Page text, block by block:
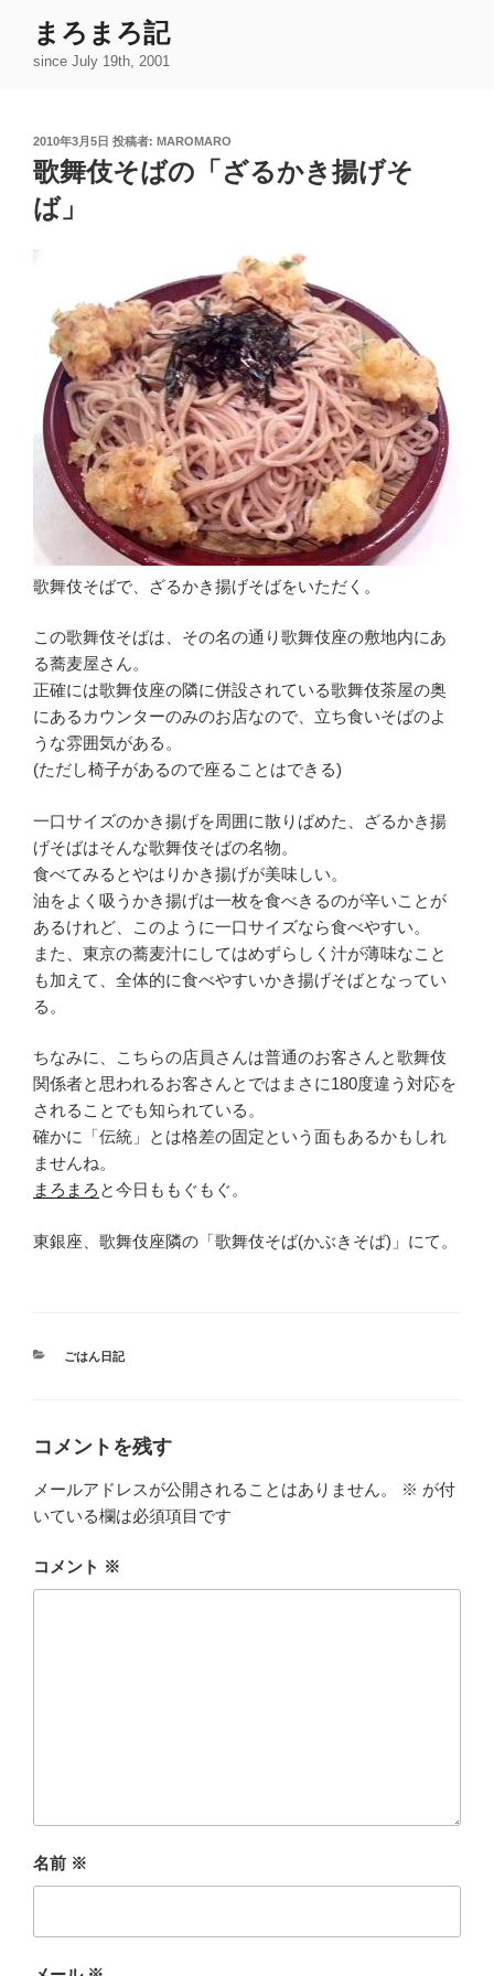
まろまろ記
since July 19th, 2001
投
稿
日:
2010年3月5日 投稿者: MAROMARO
歌舞伎そばの「ざるかき揚げそ
ば」
歌舞伎そばで、ざるかき揚げそばをいただく。
この歌舞伎そばは、その名の通り歌舞伎座の敷地内にあ
る蕎麦屋さん。
正確には歌舞伎座の隣に併設されている歌舞伎茶屋の奥
にあるカウンターのみのお店なので、立ち食いそばのよ
うな雰囲気がある。
(ただし椅子があるので座ることはできる)
一口サイズのかき揚げを周囲に散りばめた、ざるかき揚
げそばはそんな歌舞伎そばの名物。
食べてみるとやはりかき揚げが美味しい。
油をよく吸うかき揚げは一枚を食べきるのが辛いことが
あるけれど、このように一口サイズなら食べやすい。
また、東京の蕎麦汁にしてはめずらしく汁が薄味なこと
も加えて、全体的に食べやすいかき揚げそばとなってい
る。
ちなみに、こちらの店員さんは普通のお客さんと歌舞伎
関係者と思われるお客さんとではまさに180度違う対応を
されることでも知られている。
確かに「伝統」とは格差の固定という面もあるかもしれ
ませんね。
まろまろ と今日ももぐもぐ。
東銀座、歌舞伎座隣の「歌舞伎そば(かぶきそば)」にて。
カ
ごはん日記
コメントを残す
メールアドレスが公開されることはありません。 ※ が付
いている欄は必須項目です
コメント ※
名前 ※